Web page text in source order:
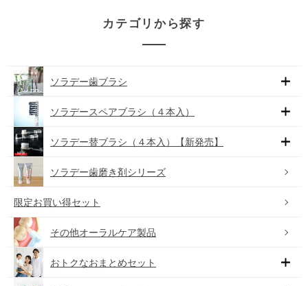
カテゴリから探す
ソラデー歯ブラシ
ソラデースペアブラシ（４本入）
ソラデー替ブラシ（４本入）【新発売】
ソラデー歯磨き剤シリーズ
限定お買い得セット
その他オーラルケア製品
おトクなおまとめセット